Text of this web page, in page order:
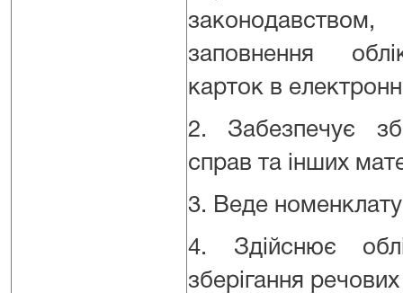
заповнення
карток в
2. Забезпечує
справ та інших
3. Веде
4. Здійснює
зберігання